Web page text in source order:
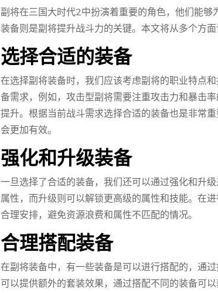
副将在三国大时代2中扮演着重要的角色，他们能
装备则是副将提升战斗力的关键。本文将从多个方
选择合适的装备
在选择副将装备时，我们应该考虑副将的职业特点
备需求，例如，攻击型副将需要注重攻击力和暴击
提升。根据当前战斗需求选择合适的装备也是非常
会更加有效。
强化和升级装备
一旦选择了合适的装备，我们还可以通过强化和升
属性，而升级则可以解锁更高级的属性和技能。在
合理安排，避免资源浪费和属性不匹配的情况。
合理搭配装备
在副将装备中，有一些装备是可以进行搭配的，通
可以提供额外的套装效果，通过搭配不同的装备可